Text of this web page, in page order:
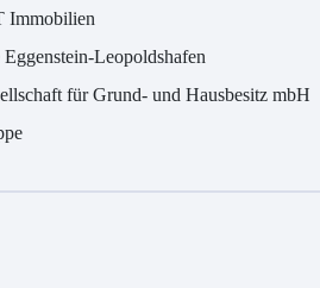
Leopoldshafen
für Grund- und Hausbesitz mbH